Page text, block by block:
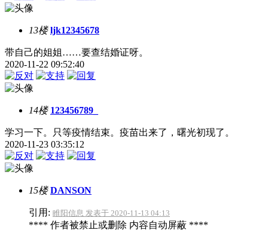
13楼 ljk12345678
带自己的姐姐……要查结婚证呀。
2020-11-22 09:52:40
14楼 123456789_
学习一下。只等疫情结束。疫苗出来了，曙光初现了。
2020-11-23 03:35:12
15楼 DANSON
引用: 睢阳信息 发表于 2020-11-13 04:13
**** 作者被禁止或删除 内容自动屏蔽 ****